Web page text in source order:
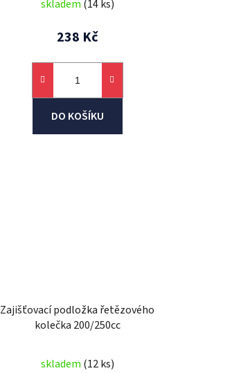
skladem (14 ks)
238 Kč
DO KOŠÍKU
Zajišťovací podložka řetězového
kolečka 200/250cc
skladem (12 ks)